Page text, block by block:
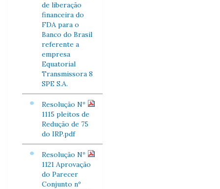
de liberação
financeira do
FDA para o
Banco do Brasil
referente a
empresa
Equatorial
Transmissora 8
SPE S.A.
Resolução Nº
1115 pleitos de
Redução de 75
do IRP.pdf
Resolução Nº
1121 Aprovação
do Parecer
Conjunto nº